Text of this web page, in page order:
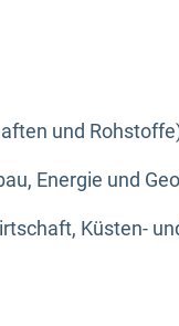
und
Energie und
Küsten-